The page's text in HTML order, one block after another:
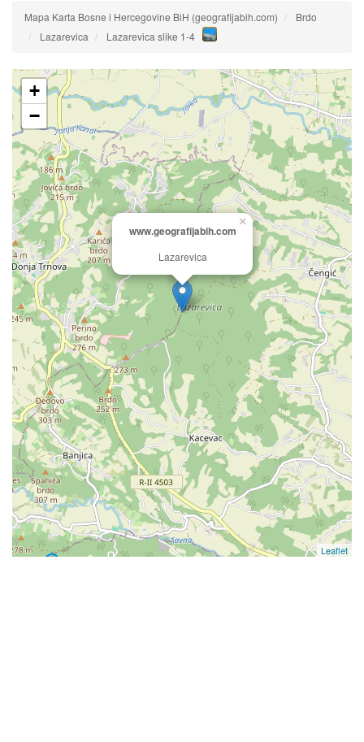
Mapa Karta Bosne i Hercegovine BiH (geografijabih.com)
Brdo
Lazarevica
Lazarevica slike 1-4
www.geografijabih.com
Lazarevica
×
+
−
Leaflet